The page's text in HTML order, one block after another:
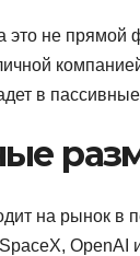
это не прямой
в
на рынок в
OpenAI